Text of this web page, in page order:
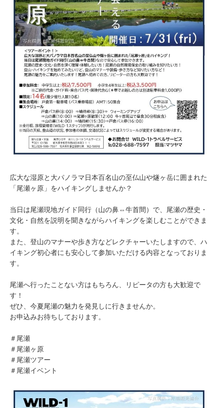
広大な湿原と大パノラマ日本百名山の至仏山や燧ヶ岳に囲まれた
「尾瀬ヶ原」をハイキングしませんか？
当日は尾瀬現地ガイド同行（山の鼻⇔牛首間）で、尾瀬の歴史・
文化・自然を説明を聞きながらハイキングを楽しむことができま
す。
また、登山のマナーや歩き方などレクチャーいたしますので、ハ
イキング初心者にも安心して参加いただける内容となっておりま
す。
尾瀬へ行ったことない方はもちろん、リピータの方も大歓迎で
す！
ぜひ、今夏尾瀬の魅力を発見しに行きませんか。
お申込みお待ちしております。
＃尾瀬
＃尾瀬ヶ原
＃尾瀬ツアー
＃尾瀬イベント